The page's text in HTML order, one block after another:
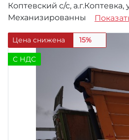
Коптевский с/с, а.г.Коптевка,
Механизированны
Цена снижена 15%
C НДС